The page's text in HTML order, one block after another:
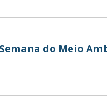
do Meio